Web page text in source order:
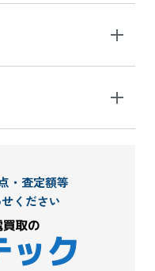
・査定額等
ください